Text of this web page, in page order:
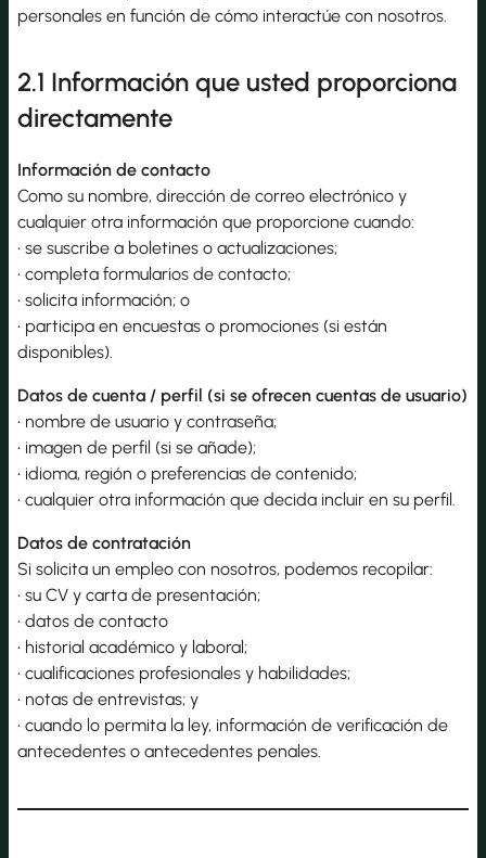
personales en función de cómo interactúe con nosotros.
2.1 Información que usted proporciona
directamente
Información de contacto
Como su nombre, dirección de correo electrónico y
cualquier otra información que proporcione cuando:
• se suscribe a boletines o actualizaciones;
• completa formularios de contacto;
• solicita información; o
• participa en encuestas o promociones (si están
disponibles).
Datos de cuenta / perfil (si se ofrecen cuentas de usuario)
• nombre de usuario y contraseña;
• imagen de perfil (si se añade);
• idioma, región o preferencias de contenido;
• cualquier otra información que decida incluir en su perfil.
Datos de contratación
Si solicita un empleo con nosotros, podemos recopilar:
• su CV y carta de presentación;
• datos de contacto
• historial académico y laboral;
• cualificaciones profesionales y habilidades;
• notas de entrevistas; y
• cuando lo permita la ley, información de verificación de
antecedentes o antecedentes penales.